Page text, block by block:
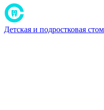
Детская и подростковая